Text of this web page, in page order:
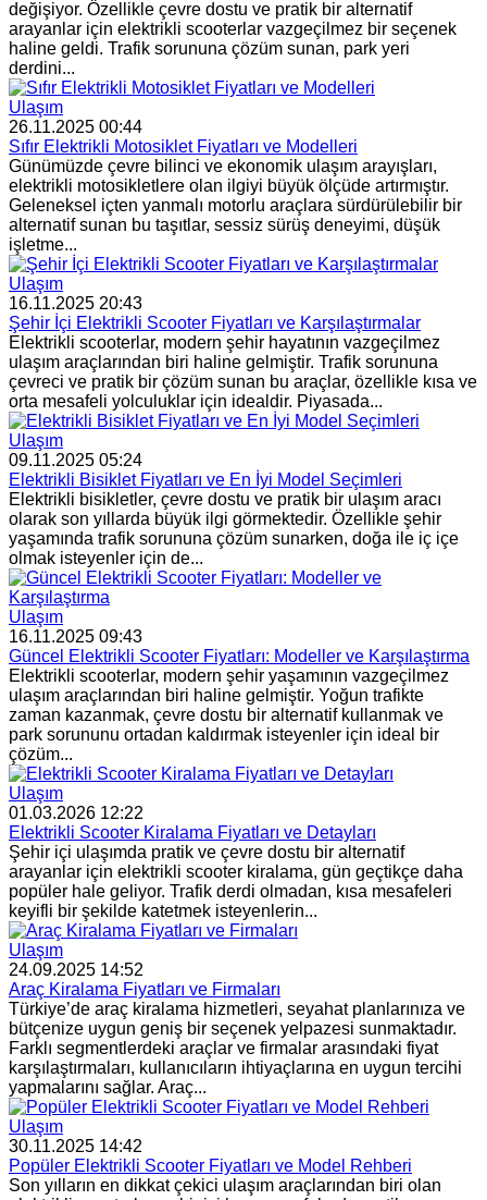
değişiyor. Özellikle çevre dostu ve pratik bir alternatif
arayanlar için elektrikli scooterlar vazgeçilmez bir seçenek
haline geldi. Trafik sorununa çözüm sunan, park yeri
derdini...
Ulaşım
26.11.2025 00:44
Sıfır Elektrikli Motosiklet Fiyatları ve Modelleri
Günümüzde çevre bilinci ve ekonomik ulaşım arayışları,
elektrikli motosikletlere olan ilgiyi büyük ölçüde artırmıştır.
Geleneksel içten yanmalı motorlu araçlara sürdürülebilir bir
alternatif sunan bu taşıtlar, sessiz sürüş deneyimi, düşük
işletme...
Ulaşım
16.11.2025 20:43
Şehir İçi Elektrikli Scooter Fiyatları ve Karşılaştırmalar
Elektrikli scooterlar, modern şehir hayatının vazgeçilmez
ulaşım araçlarından biri haline gelmiştir. Trafik sorununa
çevreci ve pratik bir çözüm sunan bu araçlar, özellikle kısa ve
orta mesafeli yolculuklar için idealdir. Piyasada...
Ulaşım
09.11.2025 05:24
Elektrikli Bisiklet Fiyatları ve En İyi Model Seçimleri
Elektrikli bisikletler, çevre dostu ve pratik bir ulaşım aracı
olarak son yıllarda büyük ilgi görmektedir. Özellikle şehir
yaşamında trafik sorununa çözüm sunarken, doğa ile iç içe
olmak isteyenler için de...
Ulaşım
16.11.2025 09:43
Güncel Elektrikli Scooter Fiyatları: Modeller ve Karşılaştırma
Elektrikli scooterlar, modern şehir yaşamının vazgeçilmez
ulaşım araçlarından biri haline gelmiştir. Yoğun trafikte
zaman kazanmak, çevre dostu bir alternatif kullanmak ve
park sorununu ortadan kaldırmak isteyenler için ideal bir
çözüm...
Ulaşım
01.03.2026 12:22
Elektrikli Scooter Kiralama Fiyatları ve Detayları
Şehir içi ulaşımda pratik ve çevre dostu bir alternatif
arayanlar için elektrikli scooter kiralama, gün geçtikçe daha
popüler hale geliyor. Trafik derdi olmadan, kısa mesafeleri
keyifli bir şekilde katetmek isteyenlerin...
Ulaşım
24.09.2025 14:52
Araç Kiralama Fiyatları ve Firmaları
Türkiye’de araç kiralama hizmetleri, seyahat planlarınıza ve
bütçenize uygun geniş bir seçenek yelpazesi sunmaktadır.
Farklı segmentlerdeki araçlar ve firmalar arasındaki fiyat
karşılaştırmaları, kullanıcıların ihtiyaçlarına en uygun tercihi
yapmalarını sağlar. Araç...
Ulaşım
30.11.2025 14:42
Popüler Elektrikli Scooter Fiyatları ve Model Rehberi
Son yılların en dikkat çekici ulaşım araçlarından biri olan